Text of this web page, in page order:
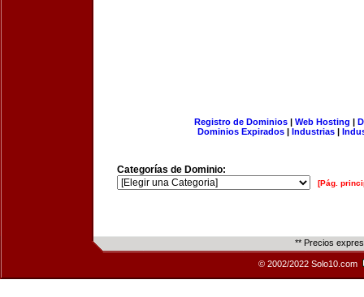
Registro de Dominios| Web Hosting |
Dominios Expirados | Industrias |
Categorías de Dominio:
[Pág.
** Precios
© 2002/2022 Solo10.com